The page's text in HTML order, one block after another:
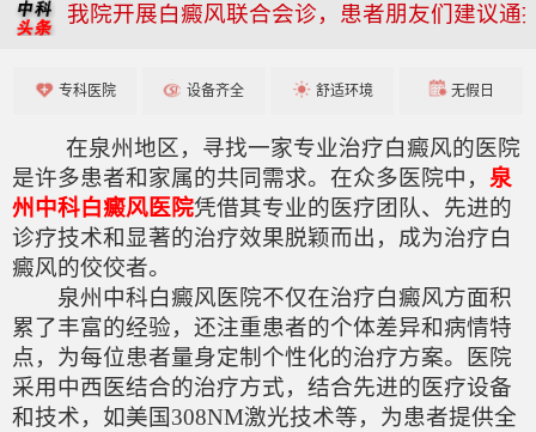
我院开展白癜风联合会诊，患者朋友们建议通
专科医院 设备齐全 舒适环境 无假日
在泉州地区，寻找一家专业治疗白癜风的医院
是许多患者和家属的共同需求。在众多医院中， 泉
州中科白癜风医院凭借其专业的医疗团队、先进的
诊疗技术和显著的治疗效果脱颖而出，成为治疗白
癜风的佼佼者。
泉州中科白癜风医院不仅在治疗白癜风方面积
累了丰富的经验，还注重患者的个体差异和病情特
点，为每位患者量身定制个性化的治疗方案。医院
采用中西医结合的治疗方式，结合先进的医疗设备
和技术，如美国308NM激光技术等，为患者提供全